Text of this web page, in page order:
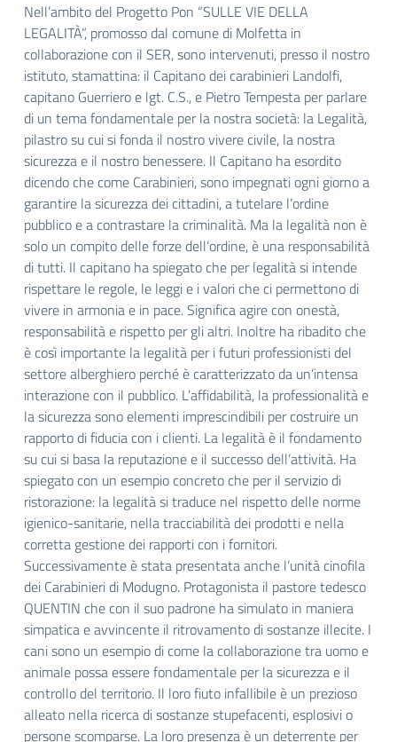
Nell’ambito del Progetto Pon “SULLE VIE DELLA
LEGALITÀ”, promosso dal comune di Molfetta in
collaborazione con il SER, sono intervenuti, presso il nostro
istituto, stamattina: il Capitano dei carabinieri Landolfi,
capitano Guerriero e lgt. C.S., e Pietro Tempesta per parlare
di un tema fondamentale per la nostra società: la Legalità,
pilastro su cui si fonda il nostro vivere civile, la nostra
sicurezza e il nostro benessere. Il Capitano ha esordito
dicendo che come Carabinieri, sono impegnati ogni giorno a
garantire la sicurezza dei cittadini, a tutelare l’ordine
pubblico e a contrastare la criminalità. Ma la legalità non è
solo un compito delle forze dell’ordine, è una responsabilità
di tutti. Il capitano ha spiegato che per legalità si intende
rispettare le regole, le leggi e i valori che ci permettono di
vivere in armonia e in pace. Significa agire con onestà,
responsabilità e rispetto per gli altri. Inoltre ha ribadito che
è così importante la legalità per i futuri professionisti del
settore alberghiero perché è caratterizzato da un’intensa
interazione con il pubblico. L’affidabilità, la professionalità e
la sicurezza sono elementi imprescindibili per costruire un
rapporto di fiducia con i clienti. La legalità è il fondamento
su cui si basa la reputazione e il successo dell’attività. Ha
spiegato con un esempio concreto che per il servizio di
ristorazione: la legalità si traduce nel rispetto delle norme
igienico-sanitarie, nella tracciabilità dei prodotti e nella
corretta gestione dei rapporti con i fornitori.
Successivamente è stata presentata anche l’unità cinofila
dei Carabinieri di Modugno. Protagonista il pastore tedesco
QUENTIN che con il suo padrone ha simulato in maniera
simpatica e avvincente il ritrovamento di sostanze illecite. I
cani sono un esempio di come la collaborazione tra uomo e
animale possa essere fondamentale per la sicurezza e il
controllo del territorio. Il loro fiuto infallibile è un prezioso
alleato nella ricerca di sostanze stupefacenti, esplosivi o
persone scomparse. La loro presenza è un deterrente per